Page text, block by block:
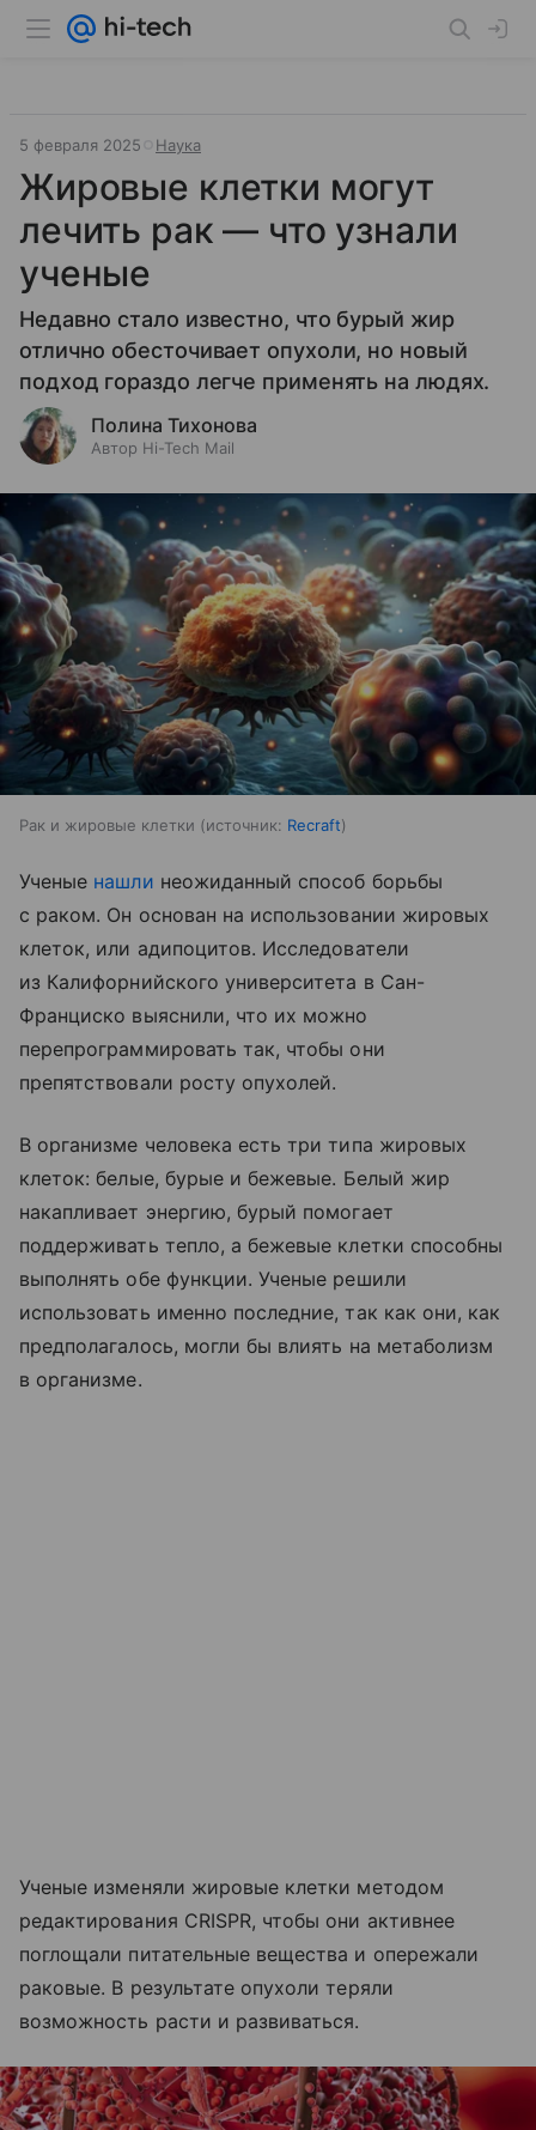
5 февраля 2025 Наука
Жировые клетки могут
лечить рак — что узнали
ученые
Недавно стало известно, что бурый жир
отлично обесточивает опухоли, но новый
подход гораздо легче применять на людях.
Полина Тихонова
Автор Hi-Tech Mail
Рак и жировые клетки источник: Recraft
Ученые нашли неожиданный способ борьбы
с раком. Он основан на использовании жировых
клеток, или адипоцитов. Исследователи
из Калифорнийского университета в Сан-
Франциско выяснили, что их можно
перепрограммировать так, чтобы они
препятствовали росту опухолей.
В организме человека есть три типа жировых
клеток: белые, бурые и бежевые. Белый жир
накапливает энергию, бурый помогает
поддерживать тепло, а бежевые клетки способны
выполнять обе функции. Ученые решили
использовать именно последние, так как они, как
предполагалось, могли бы влиять на метаболизм
в организме.
Ученые изменяли жировые клетки методом
редактирования CRISPR, чтобы они активнее
поглощали питательные вещества и опережали
раковые. В результате опухоли теряли
возможность расти и развиваться.